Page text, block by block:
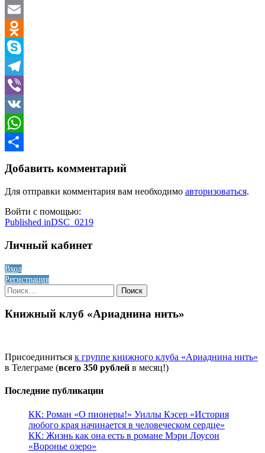
Email
Odnoklassniki
Skype
Telegram
Viber
VK
WhatsApp
Добавить комментарий
Для отправки комментария вам необходимо авторизоваться.
Войти с помощью:
Навигация
по
Published inDSC_0219
Личный кабинет
Вход
Регистрация
Найти:
Книжный клуб «Ариаднина нить»
Присоединиться к группе книжного клуба «Ариаднина нить»
в Телеграме (всего 350 рублей в месяц!)
Последние публикации
КК: Роман «О пионеры!» Уиллы Кэсер «История
любого края начинается в человеческом сердце»
КК: Жизнь как она есть в романе Мэри Лоусон
«Воронье озеро»